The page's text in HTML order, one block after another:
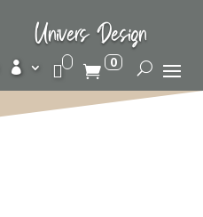
Univers Design
 0